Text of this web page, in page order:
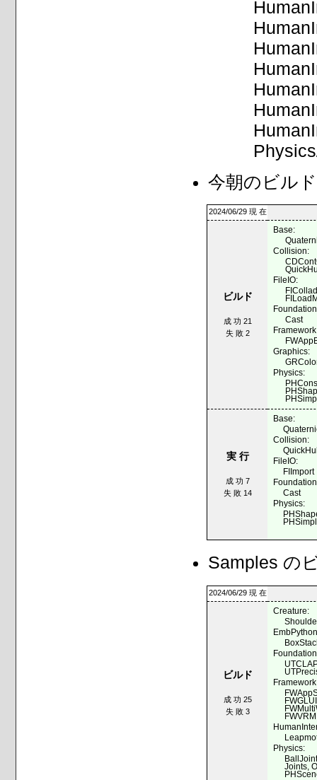
今朝のビル
2024/06/29 現 在
ビルド
成 功 21
失 敗 2
Base:
Collision:
FileIO:
Cast
Graphics:
Physics:
実 行
成 功 7
失 敗 14
Base:
Collision:
FileIO:
FIImport
Cast
Physics:
Samples の
2024/06/29 現 在
ビルド
成 功 25
失 敗 3
Creature:
Physics:
Joints,